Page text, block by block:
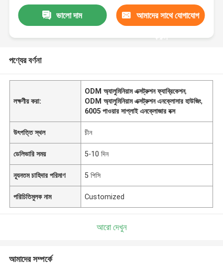
ভালো দাম আমাদের সাথে যোগাযোগ
করুন
পণ্যের বর্ণনা
লক্ষণীয় করা:
ODM অ্যালুমিনিয়াম এক্সট্রুশন ফ্যাব্রিকেশন,
ODM অ্যালুমিনিয়াম এক্সট্রুশন এনক্লোসার হাউজিং,
6005 পাওয়ার সাপ্লাই এনক্লোজার বক্স
উৎপত্তি স্থল চীন
ডেলিভারি সময় 5-10 দিন
ন্যূনতম চাহিদার পরিমাণ 5 পিসি
পরিচিতিমুলক নাম Customized
আরো দেখুন
আমাদের সম্পর্কে